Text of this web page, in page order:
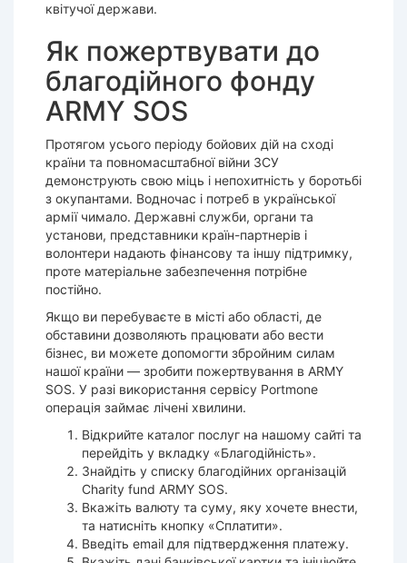
квітучої держави.
Як пожертвувати до
благодійного фонду
ARMY SOS
Протягом усього періоду бойових дій на сході
країни та повномасштабної війни ЗСУ
демонструють свою міць і непохитність у боротьбі
з окупантами. Водночас і потреб в української
армії чимало. Державні служби, органи та
установи, представники країн-партнерів і
волонтери надають фінансову та іншу підтримку,
проте матеріальне забезпечення потрібне
постійно.
Якщо ви перебуваєте в місті або області, де
обставини дозволяють працювати або вести
бізнес, ви можете допомогти збройним силам
нашої країни — зробити пожертвування в ARMY
SOS. У разі використання сервісу Portmone
операція займає лічені хвилини.
Відкрийте каталог послуг на нашому сайті та
перейдіть у вкладку «Благодійність».
Знайдіть у списку благодійних організацій
Charity fund ARMY SOS.
Вкажіть валюту та суму, яку хочете внести,
та натисніть кнопку «Сплатити».
Введіть email для підтвердження платежу.